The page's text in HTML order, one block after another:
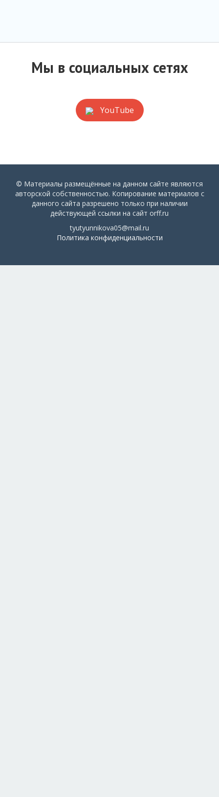
Мы в социальных сетях
YouTube
© Материалы размещённые на данном сайте являются
авторской собственностью. Копирование материалов с
данного сайта разрешено только при наличии
действующей ссылки на сайт orff.ru
tyutyunnikova05@mail.ru
Политика конфиденциальности